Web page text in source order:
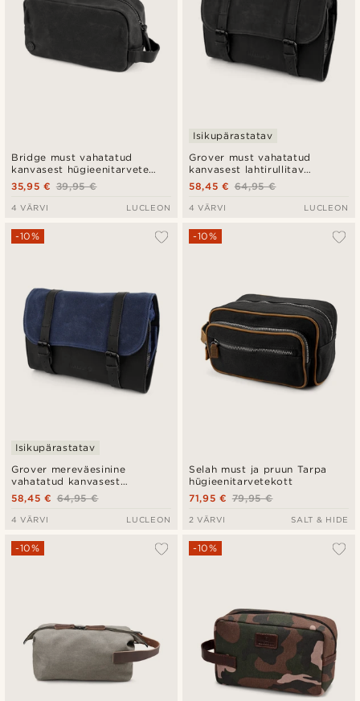
Bridge must vahatatud
kanvasest hügieenitarvete
kott
39,95 €
35,95 €
4 VÄRVI LUCLEON
Grover must vahatatud
kanvasest lahtirullitav
hügieenitarvete kott
Isikupärastatav
64,95 €
58,45 €
4 VÄRVI LUCLEON
Grover mereväesinine
vahatatud kanvasest
lahtirullitav hügieenitarvete
kott
-10%
Isikupärastatav
64,95 €
58,45 €
4 VÄRVI LUCLEON
Selah must ja pruun Tarpa
hügieenitarvetekott
-10%
79,95 €
71,95 €
2 VÄRVI SALT & HIDE
-10% -10%